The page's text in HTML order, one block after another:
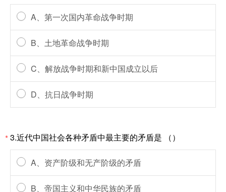
A、第一次国内革命战争时期
B、土地革命战争时期
C、解放战争时期和新中国成立以后
D、抗日战争时期
*3.近代中国社会各种矛盾中最主要的矛盾是 （）
A、资产阶级和无产阶级的矛盾
B、帝国主义和中华民族的矛盾